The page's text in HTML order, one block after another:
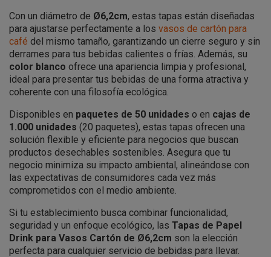
Con un diámetro de Ø6,2cm, estas tapas están diseñadas
para ajustarse perfectamente a los vasos de cartón para
café del mismo tamaño, garantizando un cierre seguro y sin
derrames para tus bebidas calientes o frías. Además, su
color blanco ofrece una apariencia limpia y profesional,
ideal para presentar tus bebidas de una forma atractiva y
coherente con una filosofía ecológica.
Disponibles en paquetes de 50 unidades o en cajas de
1.000 unidades (20 paquetes), estas tapas ofrecen una
solución flexible y eficiente para negocios que buscan
productos desechables sostenibles. Asegura que tu
negocio minimiza su impacto ambiental, alineándose con
las expectativas de consumidores cada vez más
comprometidos con el medio ambiente.
Si tu establecimiento busca combinar funcionalidad,
seguridad y un enfoque ecológico, las Tapas de Papel
Drink para Vasos Cartón de Ø6,2cm son la elección
perfecta para cualquier servicio de bebidas para llevar.